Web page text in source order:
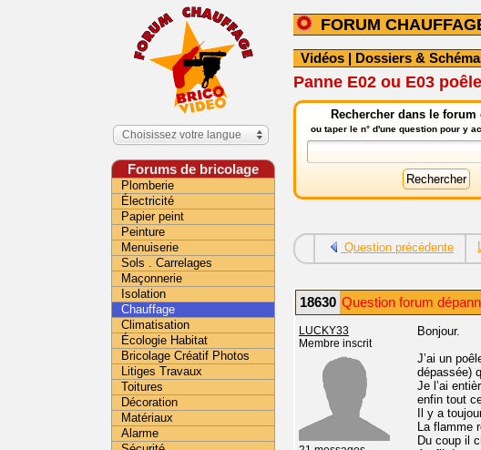
FORUM
Vidéos | Dossiers &
Panne E02 ou E03
Rechercher dans le forum
ou taper le n° d'une question pour y
Question précédente
18630 Question forum
LUCKY33
Membre inscrit
Bonjour.
J’ai un
dépassée)
Je l’ai
enfin tout
Il y a
La flamme
Du coup il
Choisissez votre langue
Forums de bricolage
Plomberie
Électricité
Papier peint
Peinture
Menuiserie
Sols . Carrelages
Maçonnerie
Isolation
Chauffage
Climatisation
Écologie Habitat
Bricolage Créatif Photos
Litiges Travaux
Toitures
Décoration
Matériaux
Alarme